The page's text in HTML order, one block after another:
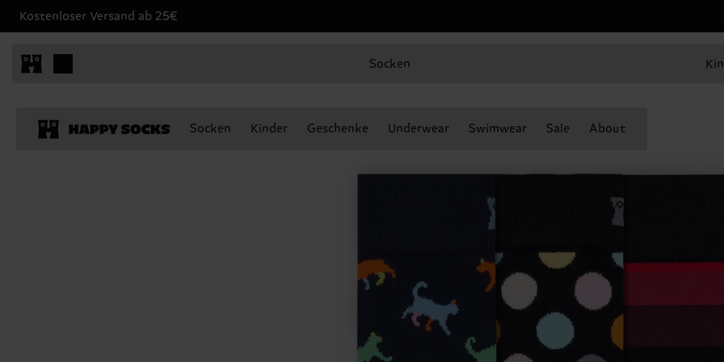
Kostenloser Versand ab 25€
Socken
Socken Kinder Geschenke Underwear Swimwear Sale About